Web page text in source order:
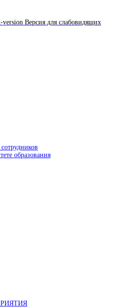
Версия для слабовидящих
образования